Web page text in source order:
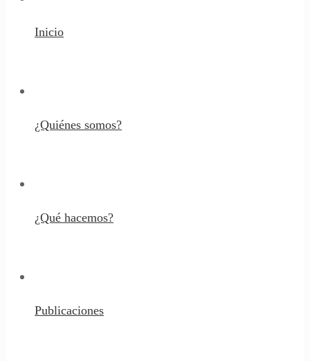
Inicio
¿Quiénes somos?
¿Qué hacemos?
Publicaciones